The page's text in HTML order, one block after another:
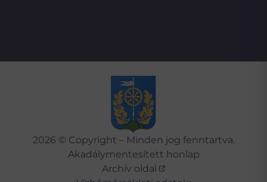
2026 © Copyright – Minden jog fenntartva.
Akadálymentesített honlap
Archív oldal